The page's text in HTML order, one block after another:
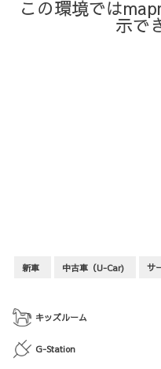
新車 中古車（U-Car) サ
キッズルーム
G-Station
この環境では
示で